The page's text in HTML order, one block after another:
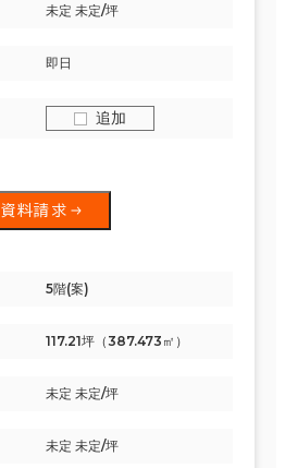
未定 未定/坪
即日
追加
資料請求
5階(案)
117.21坪（387.473㎡）
未定 未定/坪
未定 未定/坪